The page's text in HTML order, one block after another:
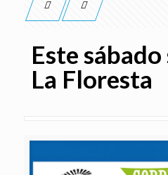
Este
La Floresta